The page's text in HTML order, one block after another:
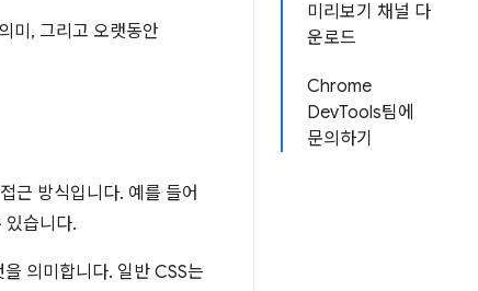
미리보기 채널 다
운로드
Chrome
DevTools팀에
문의하기
미, 그리고 오랫동안
근 방식입니다. 예를 들어
있습니다.
의미합니다. 일반 CSS는